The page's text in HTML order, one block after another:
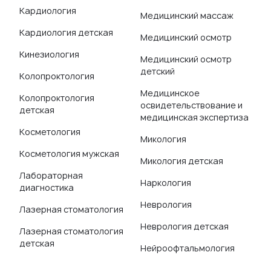
Кардиология
Кардиология детская
Кинезиология
Колопроктология
Колопроктология
детская
Косметология
Косметология мужская
Лабораторная
диагностика
Лазерная стоматология
Лазерная стоматология
детская
Медицинский массаж
Медицинский осмотр
Медицинский осмотр
детский
Медицинское
освидетельствование и
медицинская экспертиза
Микология
Микология детская
Наркология
Неврология
Неврология детская
Нейроофтальмология